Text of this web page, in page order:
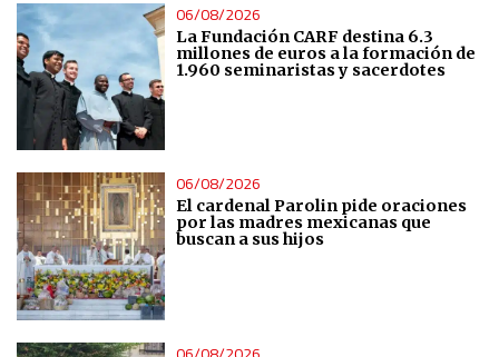
06/08/2026
La Fundación CARF destina 6.3
millones de euros a la formación de
1.960 seminaristas y sacerdotes
06/08/2026
El cardenal Parolin pide oraciones
por las madres mexicanas que
buscan a sus hijos